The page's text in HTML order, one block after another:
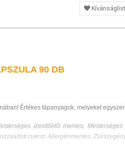
90 DB
Értékes tápanyagok, melyeket
ízesítőktől mentes;
cukrot; Allergénmentes;